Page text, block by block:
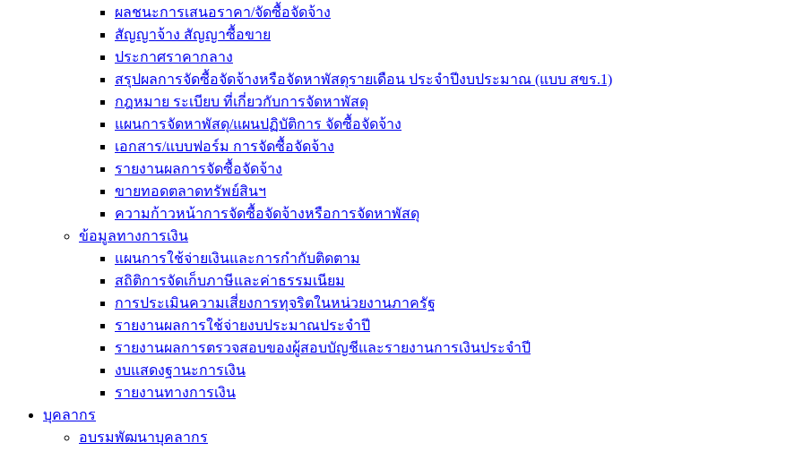
ผลชนะการเสนอราคา/จัดซื้อจัดจ้าง
สัญญาจ้าง สัญญาซื้อขาย
ประกาศราคากลาง
สรุปผลการจัดซื้อจัดจ้างหรือจัดหาพัสดุรายเดือน ประจำปีงบประมาณ (แบบ สขร.1)
กฎหมาย ระเบียบ ที่เกี่ยวกับการจัดหาพัสดุ
แผนการจัดหาพัสดุ/แผนปฏิบัติการ จัดซื้อจัดจ้าง
เอกสาร/แบบฟอร์ม การจัดซื้อจัดจ้าง
รายงานผลการจัดซื้อจัดจ้าง
ขายทอดตลาดทรัพย์สินฯ
ความก้าวหน้าการจัดซื้อจัดจ้างหรือการจัดหาพัสดุ
ข้อมูลทางการเงิน
แผนการใช้จ่ายเงินและการกำกับติดตาม
สถิติการจัดเก็บภาษีและค่าธรรมเนียม
การประเมินความเสี่ยงการทุจริตในหน่วยงานภาครัฐ
รายงานผลการใช้จ่ายงบประมาณประจำปี
รายงานผลการตรวจสอบของผู้สอบบัญชีและรายงานการเงินประจำปี
งบแสดงฐานะการเงิน
รายงานทางการเงิน
บุคลากร
อบรมพัฒนาบุคลากร